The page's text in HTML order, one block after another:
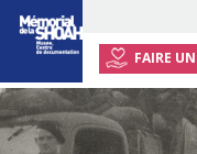
FAIRE
ACCUEIL
EXPOSITION